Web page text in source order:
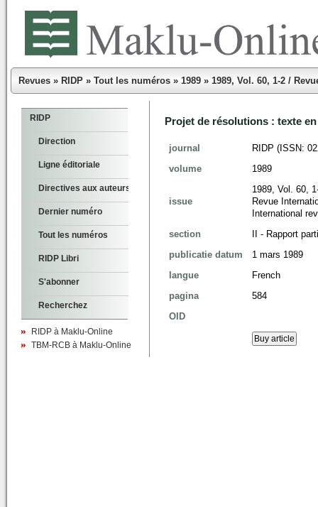
Revues » RIDP » Tout les numéros » 1989 » 1989, Vol. 60, 1-2 /
RIDP
Direction
Ligne éditoriale
Directives aux auteurs
Dernier numéro
Tout les numéros
RIDP Libri
S'abonner
Recherchez
RIDP à Maklu-Online
TBM-RCB à Maklu-Online
Projet de résolutions : texte
journal RIDP (ISSN:
volume 1989
issue
1989, Vol. 60,
Revue
International
section II - Rapport
publicatie datum 1 mars 1989
langue French
pagina 584
OID